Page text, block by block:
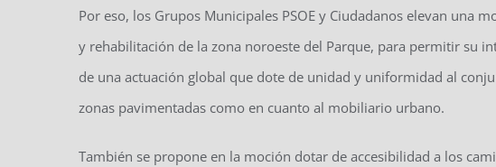
Por eso, los Grupos Municipales PSOE y Ciudadanos elevan una
y rehabilitación de la zona noroeste del Parque, para permitir su
de una actuación global que dote de unidad y uniformidad al
zonas pavimentadas como en cuanto al mobiliario urbano.
También se propone en la moción dotar de accesibilidad a los